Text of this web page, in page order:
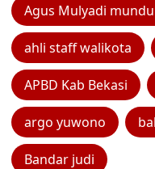
Agus Mulyadi
ahli staff walikota
APBD Kab Bekasi
argo yuwono
Bandar judi